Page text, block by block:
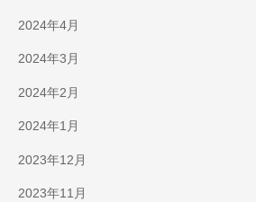
2024年4月
2024年3月
2024年2月
2024年1月
2023年12月
2023年11月